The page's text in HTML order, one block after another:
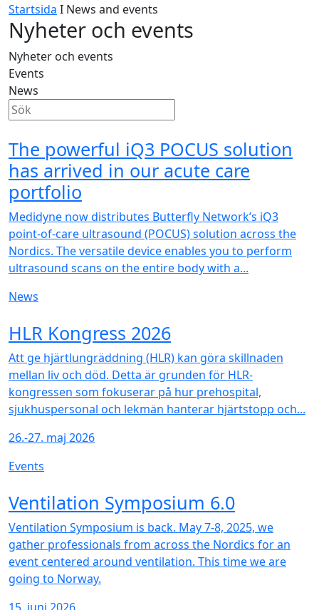
Startsida I News and events
Nyheter och events
Nyheter och events
Events
News
The powerful iQ3 POCUS solution
has arrived in our acute care
portfolio
Medidyne now distributes Butterfly Network’s iQ3
point-of-care ultrasound (POCUS) solution across the
Nordics. The versatile device enables you to perform
ultrasound scans on the entire body with a...
News
HLR Kongress 2026
Att ge hjärtlungräddning (HLR) kan göra skillnaden
mellan liv och död. Detta är grunden för HLR-
kongressen som fokuserar på hur prehospital,
sjukhuspersonal och lekmän hanterar hjärtstopp och...
26.-27. maj 2026
Events
Ventilation Symposium 6.0
Ventilation Symposium is back. May 7-8, 2025, we
gather professionals from across the Nordics for an
event centered around ventilation. This time we are
going to Norway.